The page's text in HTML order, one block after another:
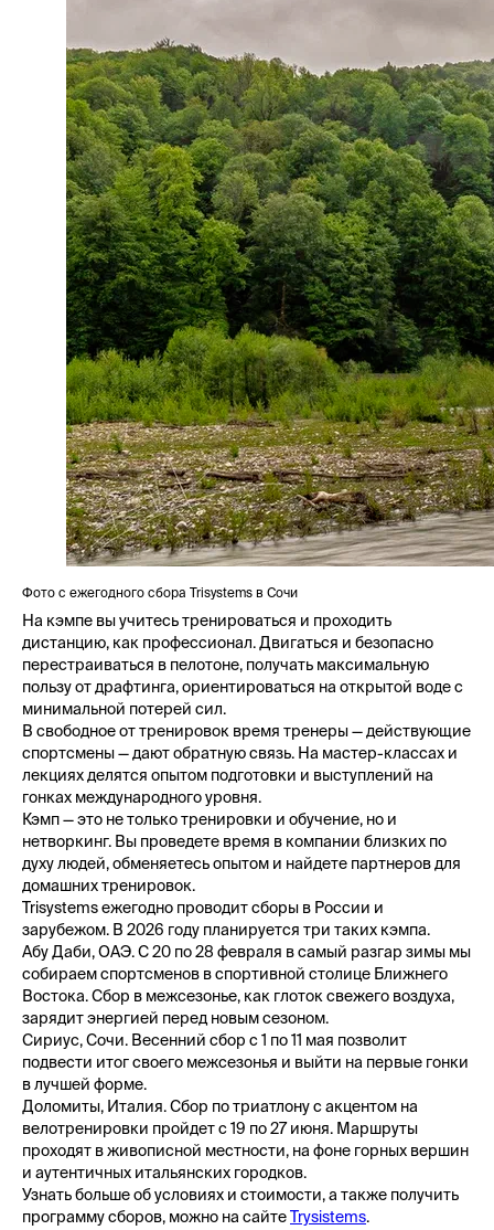
Фото с ежегодного сбора Trisystems в Сочи
На кэмпе вы учитесь тренироваться и проходить
дистанцию, как профессионал. Двигаться и безопасно
перестраиваться в пелотоне, получать максимальную
пользу от драфтинга, ориентироваться на открытой воде с
минимальной потерей сил.
В свободное от тренировок время тренеры — действующие
спортсмены — дают обратную связь. На мастер-классах и
лекциях делятся опытом подготовки и выступлений на
гонках международного уровня.
Кэмп — это не только тренировки и обучение, но и
нетворкинг. Вы проведете время в компании близких по
духу людей, обменяетесь опытом и найдете партнеров для
домашних тренировок.
Trisystems ежегодно проводит сборы в России и
зарубежом. В 2026 году планируется три таких кэмпа.
Абу Даби, ОАЭ. С 20 по 28 февраля в самый разгар зимы мы
собираем спортсменов в спортивной столице Ближнего
Востока. Сбор в межсезонье, как глоток свежего воздуха,
зарядит энергией перед новым сезоном.
Сириус, Сочи. Весенний сбор с 1 по 11 мая позволит
подвести итог своего межсезонья и выйти на первые гонки
в лучшей форме.
Доломиты, Италия. Сбор по триатлону с акцентом на
велотренировки пройдет с 19 по 27 июня. Маршруты
проходят в живописной местности, на фоне горных вершин
и аутентичных итальянских городков.
Узнать больше об условиях и стоимости, а также получить
программу сборов, можно на сайтеTrysistems.